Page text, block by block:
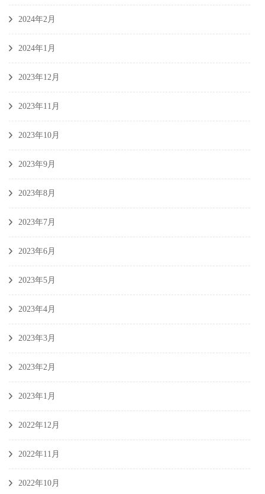
2024年2月
2024年1月
2023年12月
2023年11月
2023年10月
2023年9月
2023年8月
2023年7月
2023年6月
2023年5月
2023年4月
2023年3月
2023年2月
2023年1月
2022年12月
2022年11月
2022年10月